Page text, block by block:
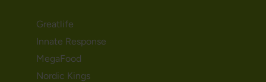
Greatlife
Innate Response
MegaFood
Nordic Kings